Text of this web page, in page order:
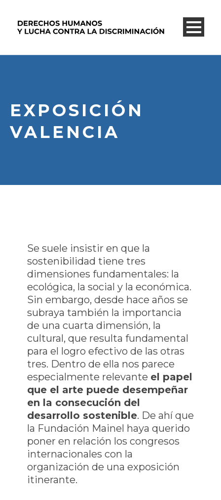
EXPOSICIÓN
VALENCIA
Se suele insistir en que la
sostenibilidad tiene tres
dimensiones fundamentales: la
ecológica, la social y la económica.
Sin embargo, desde hace años se
subraya también la importancia
de una cuarta dimensión, la
cultural, que resulta fundamental
para el logro efectivo de las otras
tres. Dentro de ella nos parece
especialmente relevante el papel
que el arte puede desempeñar
en la consecución del
desarrollo sostenible. De ahí que
la Fundación Mainel haya querido
poner en relación los congresos
internacionales con la
organización de una exposición
itinerante.